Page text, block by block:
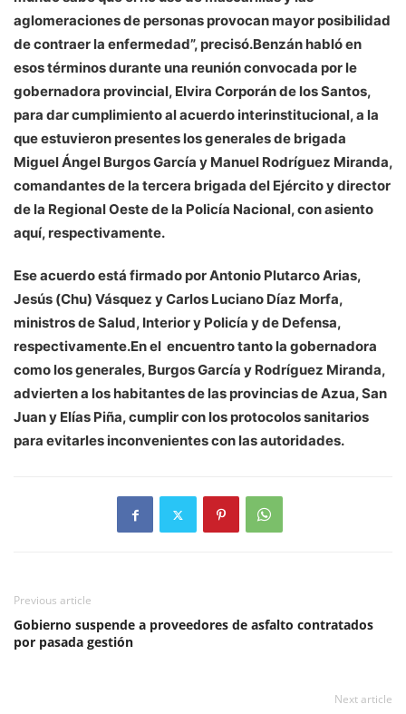
aglomeraciones de personas provocan mayor posibilidad
de contraer la enfermedad”, precisó.Benzán habló en
esos términos durante una reunión convocada por le
gobernadora provincial, Elvira Corporán de los Santos,
para dar cumplimiento al acuerdo interinstitucional, a la
que estuvieron presentes los generales de brigada
Miguel Ángel Burgos García y Manuel Rodríguez Miranda,
comandantes de la tercera brigada del Ejército y director
de la Regional Oeste de la Policía Nacional, con asiento
aquí, respectivamente.
Ese acuerdo está firmado por Antonio Plutarco Arias,
Jesús (Chu) Vásquez y Carlos Luciano Díaz Morfa,
ministros de Salud, Interior y Policía y de Defensa,
respectivamente.En el encuentro tanto la gobernadora
como los generales, Burgos García y Rodríguez Miranda,
advierten a los habitantes de las provincias de Azua, San
Juan y Elías Piña, cumplir con los protocolos sanitarios
para evitarles inconvenientes con las autoridades.
Previous article
Gobierno suspende a proveedores de asfalto contratados
por pasada gestión
Next article